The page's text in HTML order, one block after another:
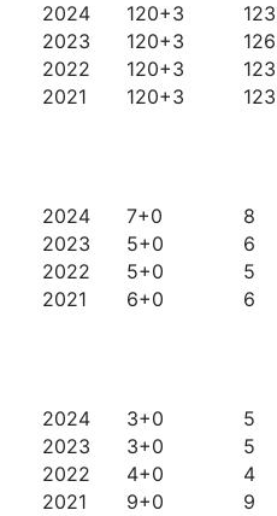
2024
2023
2022
2021
120+3
120+3
120+3
120+3
123
126
123
123
2024
2023
2022
2021
7+0
5+0
5+0
6+0
8
6
5
6
2024
2023
2022
2021
3+0
3+0
4+0
9+0
5
5
4
9